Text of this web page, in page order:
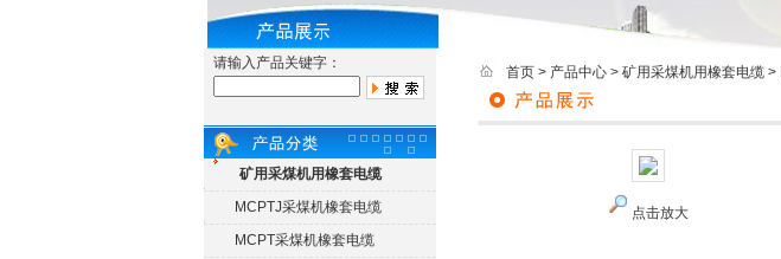
请输入产品关键字：
矿用采煤机用橡套电缆
MCPTJ采煤机橡套电缆
MCPT采煤机橡套电缆
首页 > 产品中心 > 矿用采煤机用橡套电缆 >
点击放大